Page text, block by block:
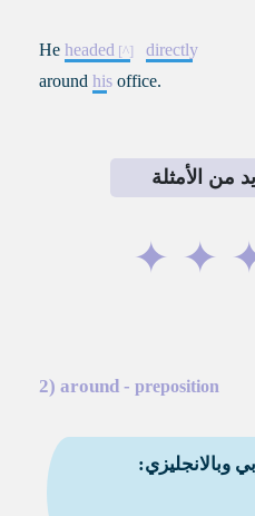
He headed
directly
around his office.
من الأمثلة
✦
✦
2) around - preposition
وبالانجليزي: